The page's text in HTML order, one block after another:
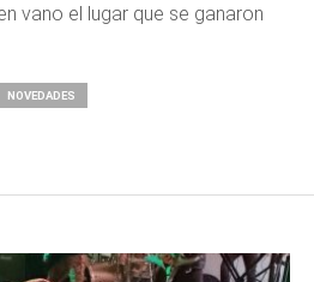
vano el lugar que se ganaron
NOVEDADES